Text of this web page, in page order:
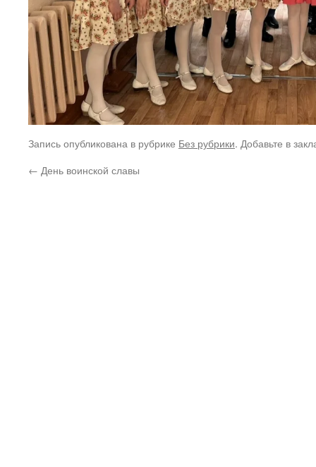
Запись опубликована в рубрике Без рубрики. Добавьте в
← День воинской славы